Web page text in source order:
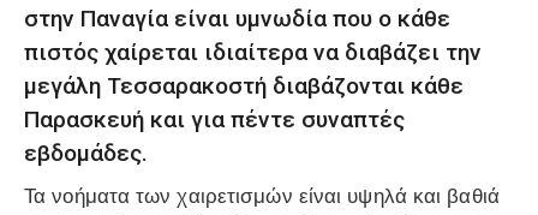
στην Παναγία είναι υμνωδία που ο κάθε
πιστός χαίρεται ιδιαίτερα να διαβάζει την
μεγάλη Τεσσαρακοστή διαβάζονται κάθε
Παρασκευή και για πέντε συναπτές
εβδομάδες.
Τα νοήματα των χαιρετισμών είναι υψηλά και βαθιά